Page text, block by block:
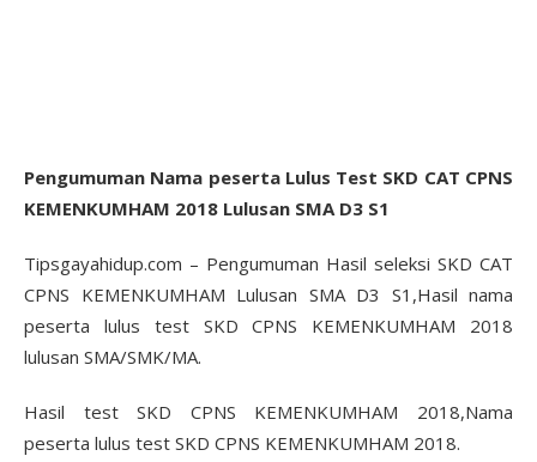
Pengumuman Nama peserta Lulus Test SKD CAT CPNS
KEMENKUMHAM 2018 Lulusan SMA D3 S1
Tipsgayahidup.com – Pengumuman Hasil seleksi SKD CAT
CPNS KEMENKUMHAM Lulusan SMA D3 S1,Hasil nama
peserta lulus test SKD CPNS KEMENKUMHAM 2018
lulusan SMA/SMK/MA.
Hasil test SKD CPNS KEMENKUMHAM 2018,Nama
peserta lulus test SKD CPNS KEMENKUMHAM 2018.